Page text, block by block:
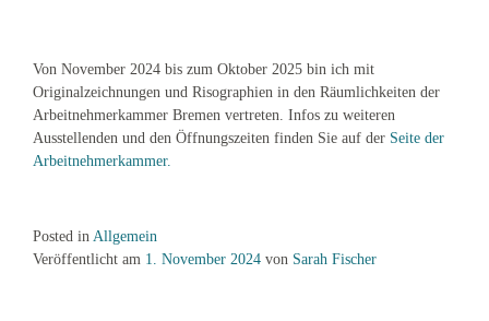
Von November 2024 bis zum Oktober 2025 bin ich mit
Originalzeichnungen und Risographien in den Räumlichkeiten der
Arbeitnehmerkammer Bremen vertreten. Infos zu weiteren
Ausstellenden und den Öffnungszeiten finden Sie auf der Seite der
Arbeitnehmerkammer.
Posted in Allgemein
Veröffentlicht am 1. November 2024 von Sarah Fischer